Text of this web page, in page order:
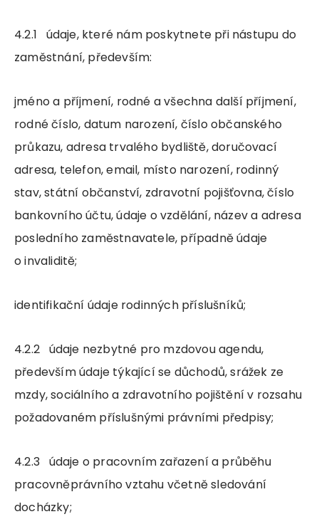
4.2.1 údaje, které nám poskytnete při nástupu do
zaměstnání, především:
jméno a příjmení, rodné a všechna další příjmení,
rodné číslo, datum narození, číslo občanského
průkazu, adresa trvalého bydliště, doručovací
adresa, telefon, email, místo narození, rodinný
stav, státní občanství, zdravotní pojišťovna, číslo
bankovního účtu, údaje o vzdělání, název a adresa
posledního zaměstnavatele, případně údaje
o invaliditě;
identifikační údaje rodinných příslušníků;
4.2.2 údaje nezbytné pro mzdovou agendu,
především údaje týkající se důchodů, srážek ze
mzdy, sociálního a zdravotního pojištění v rozsahu
požadovaném příslušnými právními předpisy;
4.2.3 údaje o pracovním zařazení a průběhu
pracovněprávního vztahu včetně sledování
docházky;